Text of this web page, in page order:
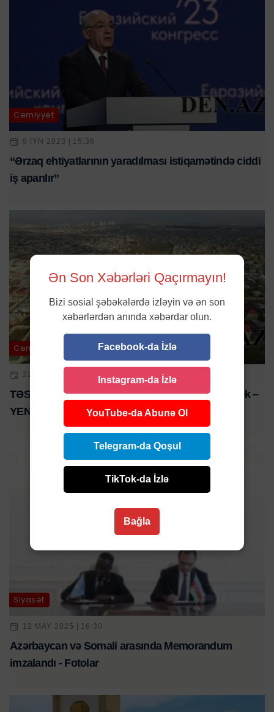
Cəmiyyət
9 IYN 2023 | 15:36
“Ərzaq ehtiyatlarının yaradılması istiqamətində ciddi
iş aparılır”
Cəmiyyət
22 IYN 2024 | 16:59
TƏSDİQLƏNDİ: Sənədsiz evlərə “kupça” veriləcək –
YENİ QƏRAR
Siyasət
12 MAY 2025 | 16:30
Azərbaycan və Somali arasında Memorandum
imzalandı - Fotolar
Ən Son Xəbərləri Qaçırmayın!
Bizi sosial şəbəkələrdə izləyin və ən son
xəbərlərdən anında xəbərdar olun.
Facebook-da İzlə
Instagram-da İzlə
YouTube-da Abunə Ol
Telegram-da Qoşul
TikTok-da İzlə
Bağla